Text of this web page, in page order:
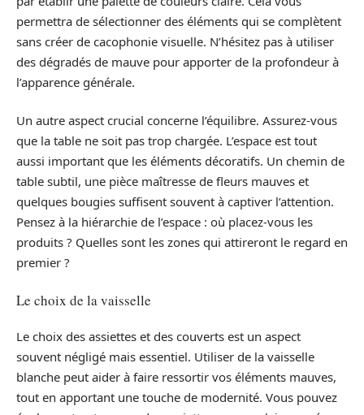
permettra de sélectionner des éléments qui se complètent
sans créer de cacophonie visuelle. N’hésitez pas à utiliser
des dégradés de mauve pour apporter de la profondeur à
l’apparence générale.
Un autre aspect crucial concerne l’équilibre. Assurez-vous
que la table ne soit pas trop chargée. L’espace est tout
aussi important que les éléments décoratifs. Un chemin de
table subtil, une pièce maîtresse de fleurs mauves et
quelques bougies suffisent souvent à captiver l’attention.
Pensez à la hiérarchie de l’espace : où placez-vous les
produits ? Quelles sont les zones qui attireront le regard en
premier ?
Le choix de la vaisselle
Le choix des assiettes et des couverts est un aspect
souvent négligé mais essentiel. Utiliser de la vaisselle
blanche peut aider à faire ressortir vos éléments mauves,
tout en apportant une touche de modernité. Vous pouvez